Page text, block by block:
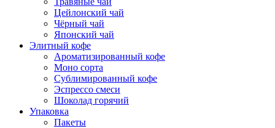
Цейлонский чай
Чёрный чай
Японский чай
Элитный кофе
Ароматизированный кофе
Моно сорта
Сублимированный кофе
Эспрессо смеси
Шоколад горячий
Упаковка
Пакеты